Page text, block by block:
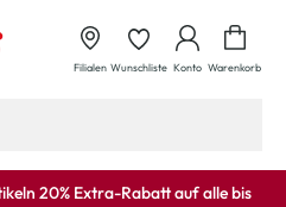
Filialen Wunschliste Konto Warenkorb
20% Extra-Rabatt auf alle bis